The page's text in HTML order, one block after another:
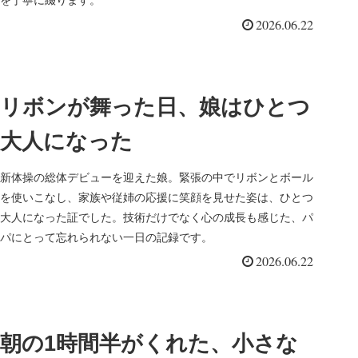
2026.06.22
リボンが舞った日、娘はひとつ
大人になった
新体操の総体デビューを迎えた娘。緊張の中でリボンとボール
を使いこなし、家族や従姉の応援に笑顔を見せた姿は、ひとつ
大人になった証でした。技術だけでなく心の成長も感じた、パ
パにとって忘れられない一日の記録です。
2026.06.22
朝の1時間半がくれた、小さな